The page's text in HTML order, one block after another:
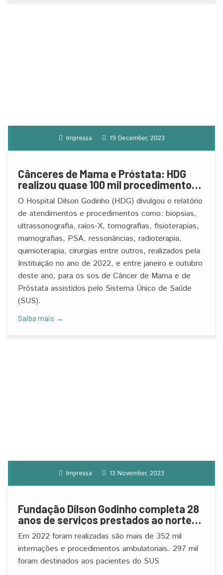
Impressa 19 December, 2023
Cânceres de Mama e Próstata: HDG
realizou quase 100 mil procedimentos e
atendimentos
O Hospital Dilson Godinho (HDG) divulgou o relatório
de atendimentos e procedimentos como: biopsias,
ultrassonografia, raios-X, tomografias, fisioterapias,
mamografias, PSA, ressonâncias, radioterapia,
quimioterapia, cirurgias entre outros, realizados pela
Instituição no ano de 2022, e entre janeiro e outubro
deste ano, para os sos de Câncer de Mama e de
Próstata assistidos pelo Sistema Único de Saúde
(SUS).
Saiba mais →
Impressa 13 November, 2023
Fundação Dilson Godinho completa 28
anos de serviços prestados ao norte
de Minas
Em 2022 foram realizadas são mais de 352 mil
internações e procedimentos ambulatoriais. 297 mil
foram destinados aos pacientes do SUS